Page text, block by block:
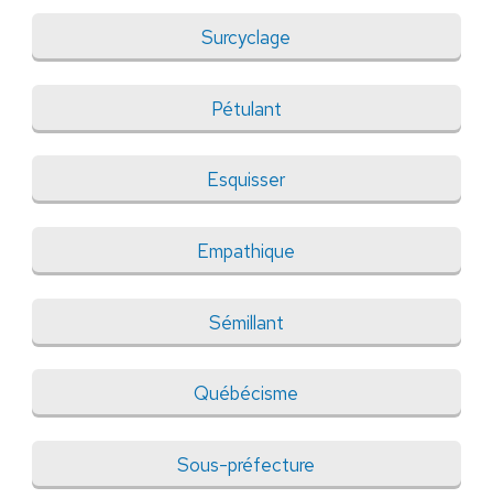
Surcyclage
Pétulant
Esquisser
Empathique
Sémillant
Québécisme
Sous-préfecture